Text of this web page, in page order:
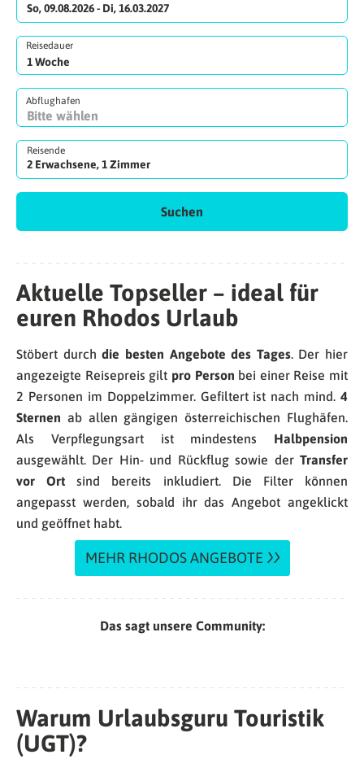
So, 09.08.2026 - Di, 16.03.2027
Reisedauer
Abflughafen
Reisende
2 Erwachsene, 1 Zimmer
Suchen
Aktuelle Topseller – ideal für
euren Rhodos Urlaub
Stöbert durchdie besten Angebote des Tages. Der hier
angezeigte Reisepreis gilt pro Person bei einer Reise mit
2 Personen im Doppelzimmer. Gefiltert ist nach mind. 4
Sternen ab allen gängigen österreichischen Flughäfen.
Als Verpflegungsart ist mindestens Halbpension
ausgewählt. Der Hin- und Rückflug sowie der Transfer
vor Ort sind bereits inkludiert. Die Filter können
angepasst werden, sobald ihr das Angebot angeklickt
und geöffnet habt.
MEHR RHODOS ANGEBOTE
Das sagt unsere Community:
Warum Urlaubsguru Touristik
(UGT)?